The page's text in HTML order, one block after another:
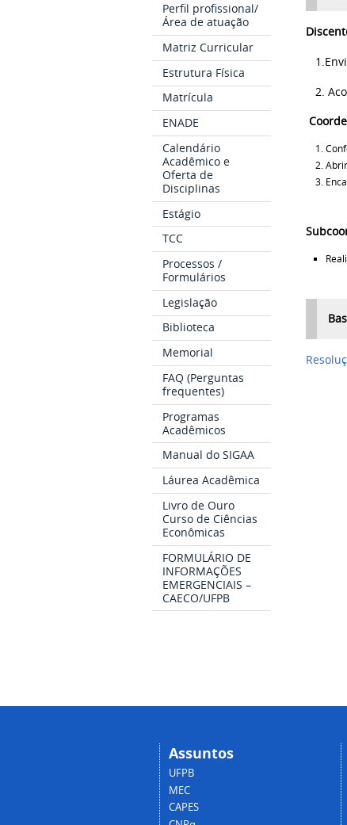
Perfil profissional/
Área de atuação
Matriz Curricular
Estrutura Física
Matrícula
ENADE
Calendário
Acadêmico e
Oferta de
Disciplinas
Estágio
TCC
Processos /
Formulários
Legislação
Biblioteca
Memorial
FAQ (Perguntas
frequentes)
Programas
Acadêmicos
Manual do SIGAA
Láurea Acadêmica
Livro de Ouro
Curso de Ciências
Econômicas
FORMULÁRIO DE
INFORMAÇÕES
EMERGENCIAIS –
CAECO/UFPB
2.
Assuntos
UFPB
MEC
CAPES